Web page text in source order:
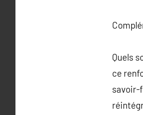
Quels
ce
savoir-